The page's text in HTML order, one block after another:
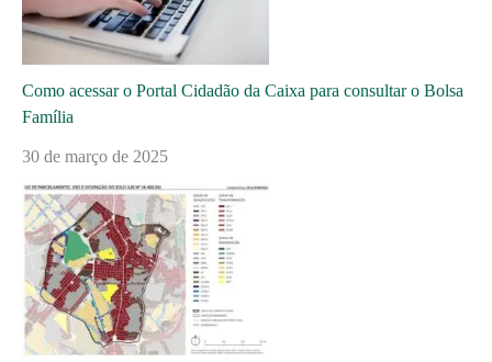
Como acessar o Portal Cidadão da Caixa para consultar o Bolsa
Família
30 de março de 2025